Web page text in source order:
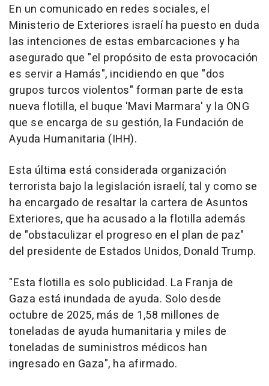
En un comunicado en redes sociales, el
Ministerio de Exteriores israelí ha puesto en duda
las intenciones de estas embarcaciones y ha
asegurado que "el propósito de esta provocación
es servir a Hamás", incidiendo en que "dos
grupos turcos violentos" forman parte de esta
nueva flotilla, el buque 'Mavi Marmara' y la ONG
que se encarga de su gestión, la Fundación de
Ayuda Humanitaria (IHH).
Esta última está considerada organización
terrorista bajo la legislación israelí, tal y como se
ha encargado de resaltar la cartera de Asuntos
Exteriores, que ha acusado a la flotilla además
de "obstaculizar el progreso en el plan de paz"
del presidente de Estados Unidos, Donald Trump.
"Esta flotilla es solo publicidad. La Franja de
Gaza está inundada de ayuda. Solo desde
octubre de 2025, más de 1,58 millones de
toneladas de ayuda humanitaria y miles de
toneladas de suministros médicos han
ingresado en Gaza", ha afirmado.